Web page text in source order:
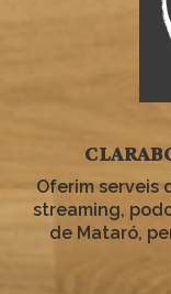
Oferim serveis
streaming,
de Mataró,